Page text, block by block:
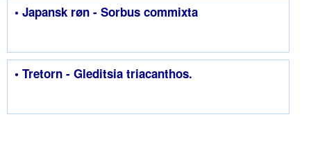
• Japansk røn - Sorbus commixta
• Tretorn - Gleditsia triacanthos.